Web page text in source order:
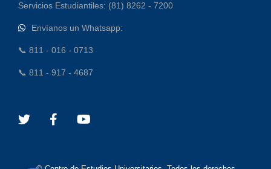
Servicios Estudiantiles: (81) 8262 - 7200
Envíanos un Whatsapp:
📞 811 - 016 - 0713
📞 811 - 917 - 4687